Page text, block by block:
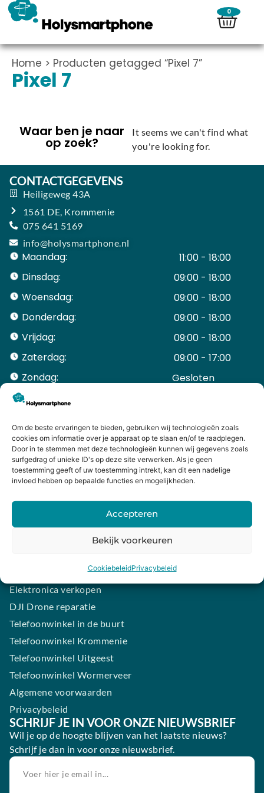
Om de beste ervaringen te bieden, gebruiken wij technologieën zoals
cookies om informatie over je apparaat op te slaan en/of te raadplegen.
Door in te stemmen met deze technologieën kunnen wij gegevens zoals
surfgedrag of unieke ID's op deze site verwerken. Als je geen
toestemming geeft of uw toestemming intrekt, kan dit een nadelige
invloed hebben op bepaalde functies en mogelijkheden.
Accepteren
Bekijk voorkeuren
CookiebeleidPrivacybeleid
0
Home > Producten getagged “Pixel 7”
Pixel 7
Waar ben je naar
op zoek?
It seems we can't find what
you're looking for.
CONTACTGEGEVENS
Heiligeweg 43A
1561 DE, Krommenie
075 641 5169
info@holysmartphone.nl
Maandag:
11:00 - 18:00
Dinsdag:
09:00 - 18:00
Woensdag:
09:00 - 18:00
Donderdag:
09:00 - 18:00
Vrijdag:
09:00 - 18:00
Zaterdag:
09:00 - 17:00
Zondag:
Gesloten ​ ​ ​ ​ ​ ​ ​
ACCOUNT
Mijn Account
Bestellingen
Mijn winkelwagen
HANDIGE LINKS
Levering en retourneren
Garantie
Contact
Samsung smartphone laten maken
Elektronica verkopen
DJI Drone reparatie
Telefoonwinkel in de buurt
Telefoonwinkel Krommenie
Telefoonwinkel Uitgeest
Telefoonwinkel Wormerveer
Algemene voorwaarden
Privacybeleid
SCHRIJF JE IN VOOR ONZE NIEUWSBRIEF
Wil je op de hoogte blijven van het laatste nieuws?
Schrijf je dan in voor onze nieuwsbrief.